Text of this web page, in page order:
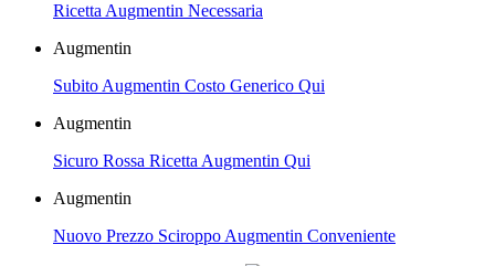
Ricetta Augmentin Necessaria
Augmentin
Subito Augmentin Costo Generico Qui
Augmentin
Sicuro Rossa Ricetta Augmentin Qui
Augmentin
Nuovo Prezzo Sciroppo Augmentin Conveniente